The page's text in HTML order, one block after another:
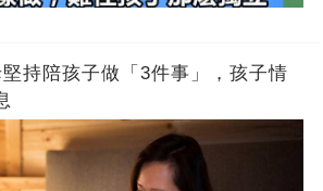
持陪孩子做「3件事」，孩子情